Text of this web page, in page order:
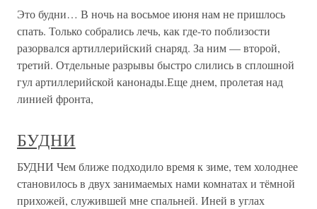
Это будни… В ночь на восьмое июня нам не пришлось
спать. Только собрались лечь, как где-то поблизости
разорвался артиллерийский снаряд. За ним — второй,
третий. Отдельные разрывы быстро слились в сплошной
гул артиллерийской канонады.Еще днем, пролетая над
линией фронта,
БУДНИ
БУДНИ Чем ближе подходило время к зиме, тем холоднее
становилось в двух занимаемых нами комнатах и тёмной
прихожей, служившей мне спальней. Иней в углах